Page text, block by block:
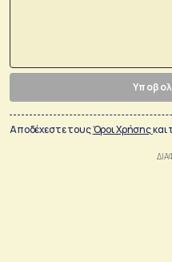
Αποδέχεστε τουςΌροι Χρήσηςκαι